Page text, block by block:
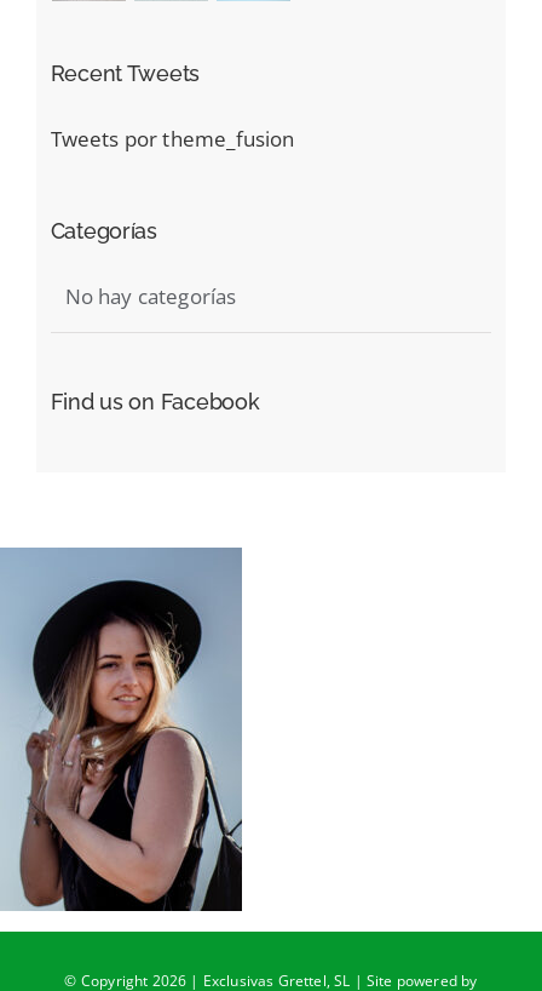
Recent Tweets
Tweets por theme_fusion
Categorías
No hay categorías
Find us on Facebook
© Copyright 2026 | Exclusivas Grettel, SL | Site powered by